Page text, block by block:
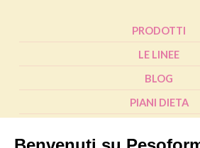
PRODOTTI
LE LINEE
BLOG
PIANI DIETA